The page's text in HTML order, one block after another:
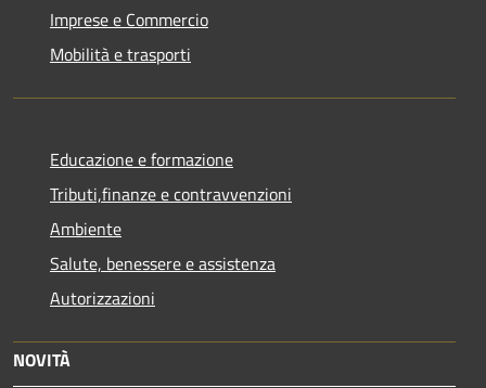
Imprese e Commercio
Mobilità e trasporti
Educazione e formazione
Tributi,finanze e contravvenzioni
Ambiente
Salute, benessere e assistenza
Autorizzazioni
NOVITÀ